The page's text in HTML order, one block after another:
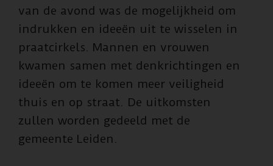
van de avond was de mogelijkheid om
indrukken en ideeën uit te wisselen in
praatcirkels. Mannen en vrouwen
kwamen samen met denkrichtingen en
ideeën om te komen meer veiligheid
thuis en op straat. De uitkomsten
zullen worden gedeeld met de
gemeente Leiden.